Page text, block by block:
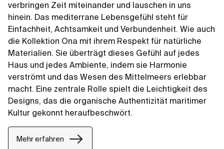
verbringen Zeit miteinander und lauschen in uns
hinein. Das mediterrane Lebensgefühl steht für
Einfachheit, Achtsamkeit und Verbundenheit. Wie auch
die Kollektion Ona mit ihrem Respekt für natürliche
Materialien. Sie überträgt dieses Gefühl auf jedes
Haus und jedes Ambiente, indem sie Harmonie
verströmt und das Wesen des Mittelmeers erlebbar
macht. Eine zentrale Rolle spielt die Leichtigkeit des
Designs, das die organische Authentizität maritimer
Kultur gekonnt heraufbeschwört.
Mehr erfahren